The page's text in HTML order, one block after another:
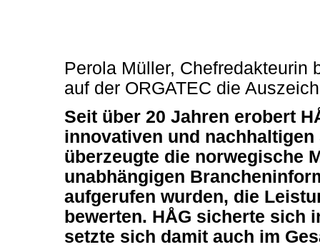
Perola Müller, Chefredakteurin
auf der ORGATEC die
Seit über 20 Jahren erobert
innovativen und
überzeugte die norwegische
unabhängigen
aufgerufen wurden, die
bewerten. HÅG sicherte sich
setzte sich damit auch im